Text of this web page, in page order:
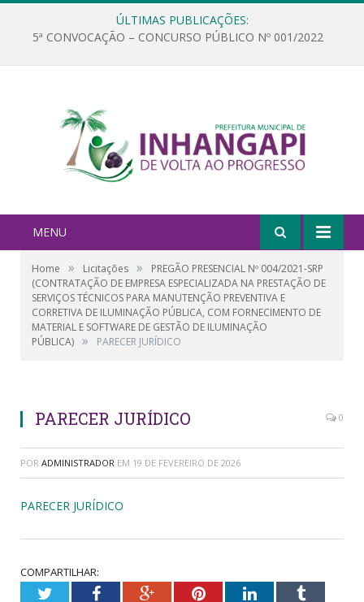
ÚLTIMAS PUBLICAÇÕES:
5ª CONVOCAÇÃO – CONCURSO PÚBLICO Nº 001/2022
MENU
Home » Licitações »
PREGÃO PRESENCIAL Nº 004/2021-SRP
(CONTRATAÇÃO DE EMPRESA ESPECIALIZADA NA PRESTAÇÃO DE
SERVIÇOS TÉCNICOS PARA MANUTENÇÃO PREVENTIVA E
CORRETIVA DE ILUMINAÇÃO PÚBLICA, COM FORNECIMENTO DE
MATERIAL E SOFTWARE DE GESTÃO DE ILUMINAÇÃO
PÚBLICA) » PARECER JURÍDICO
PARECER JURÍDICO 0
POR ADMINISTRADOR EM 19 DE FEVEREIRO DE 2026
PARECER JURÍDICO
COMPARTILHAR:
TwitterFacebookGoogle+PinterestLinkedInTumblr